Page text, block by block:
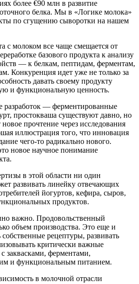
более €90 млн в развитие
белка. Мы в «Логике молока»
по сгущению сыворотки на нашем
с молоком все чаще смещается от
базового продукта к анализу
— к белкам, пептидам, ферментам,
Конкуренция идет уже не только за
давать своему продукту
и функциональную ценность.
разработок — ферментированные
простокваша существуют давно, но
прочтение через исследования
иллюстрация того, что инновация
чего-то радикально нового.
новое научное понимание
в этой области ни один
развивать линейку отвечающих
йогуртов, кефира, сыров,
продуктов.
важно. Продовольственный
объем производства. Это еще и
собственные рецептуры, развивать
критически важные
заквасками, ферментами,
и функциональным питанием.
в молочной отрасли